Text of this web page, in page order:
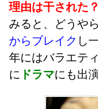
理由は干された？
みると、どうやら
からブレイク し
年にはバラエテ
に ドラマにも出